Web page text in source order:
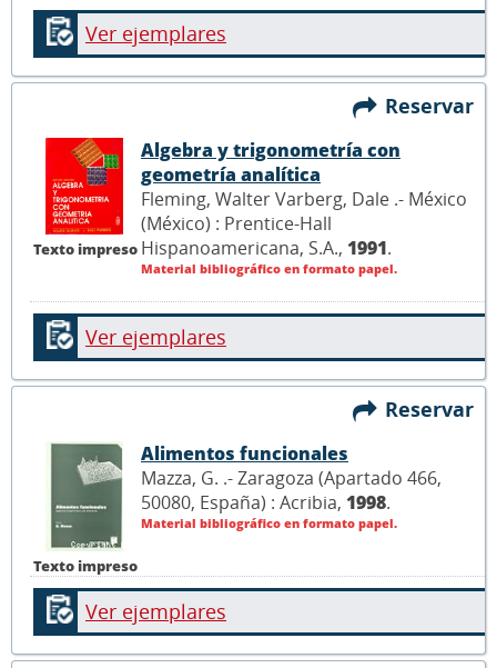
Ver ejemplares
Reservar
Texto impreso
Algebra y trigonometría con
geometría analítica
Fleming, Walter Varberg, Dale .- México
(México) : Prentice-Hall
Hispanoamericana, S.A., 1991.
Material bibliográfico en formato papel.
Ver ejemplares
Reservar
Texto impreso
Alimentos funcionales
Mazza, G. .- Zaragoza (Apartado 466,
50080, España) : Acribia, 1998.
Material bibliográfico en formato papel.
Ver ejemplares